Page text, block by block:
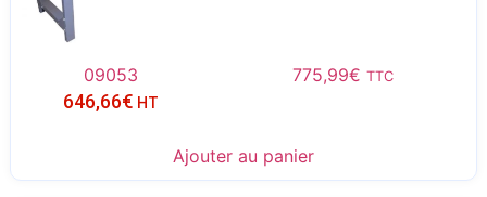
09053 775,99€ TTC
646,66€ HT
Ajouter au panier